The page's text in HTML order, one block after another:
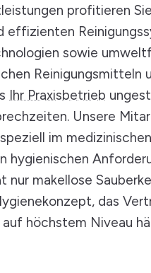
profitieren
effizienten
sowie
Reinigungsmitteln
Ihr Praxisbetrieb
Unsere
im
hygienischen
nur makellose
das
auf höchstem Niveau